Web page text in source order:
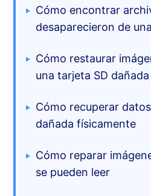
Cómo encontrar
desaparecieron de
Cómo restaurar
una tarjeta SD
Cómo recuperar
dañada físicamente
Cómo reparar
se pueden leer